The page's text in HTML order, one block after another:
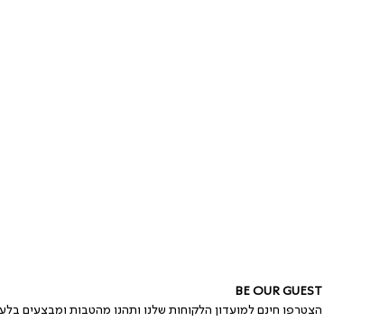
BE OUR GUEST
הצטרפו חינם למועדון הלקוחות שלנו ותהנו מהטבות ומבצעים